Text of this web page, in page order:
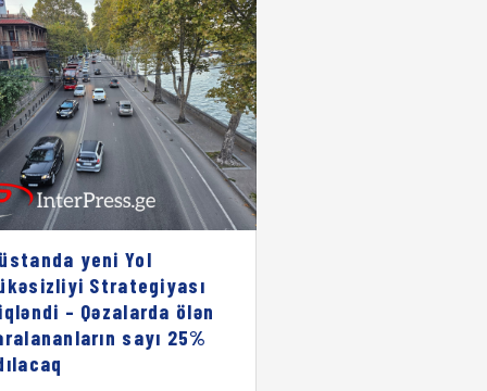
yeni Yol
Strategiyası
– Qəzalarda ölən
sayı 25%